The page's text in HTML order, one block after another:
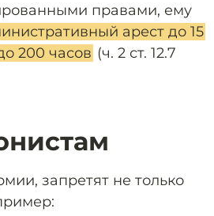
правами, ему
арест до 15
200 часов (ч. 2 ст. 12.7
запретят не только